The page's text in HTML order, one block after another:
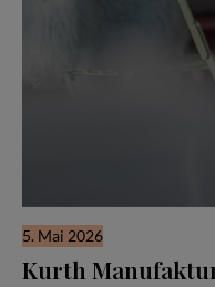
5. Mai 2026
Kurth